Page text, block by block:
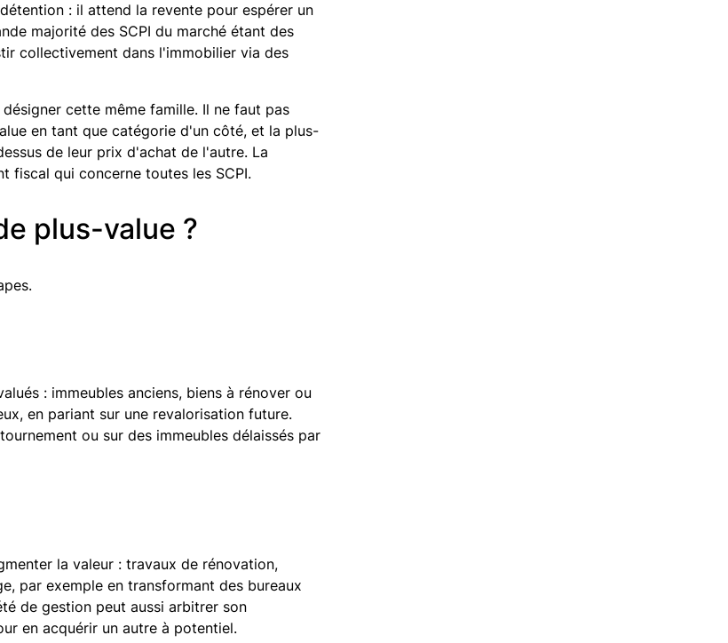
: il attend la revente pour espérer un
majorité des SCPI du marché étant des
collectivement dans l'immobilier via des
cette même famille. Il ne faut pas
en tant que catégorie d'un côté, et la plus-
de leur prix d'achat de l'autre. La
fiscal qui concerne toutes les SCPI.
plus-value ?
: immeubles anciens, biens à rénover ou
en pariant sur une revalorisation future.
ou sur des immeubles délaissés par
la valeur : travaux de rénovation,
par exemple en transformant des bureaux
de gestion peut aussi arbitrer son
en acquérir un autre à potentiel.